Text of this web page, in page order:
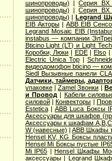
шинопроводы) |Серия ВХ
шинопроводы) |Серия ВХ
шинопроводы) | Legrand
EIB Акторы| ABB EIB
Legrand Mosaic ЕIB
instabus — компании
Bticino Light (LT) и Light
Коробки, Люки | EDE| Elso|
Electric Unica Top|
видеодомофон bticino —
Siedl Вызывные панели
Датчики, таймеры,
упаковке|Zamel Звонки |
и Провод | Кабели
силовой|Конвекторы |
Estetica| ABB Luca Боксы
Аксессуары для шкафов
Аксессуары к шкафам
W (навесные) |ABB Шкафы
Hensel KV, KG Боксы
Hensel Mi Боксы пустые
Mi IP65 |Hensel Шкафы
аксессуары| Legrand